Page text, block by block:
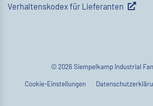
Verhaltenskodex für Lieferanten
© 2026 Siempelkamp Industrial
Cookie-Einstellungen